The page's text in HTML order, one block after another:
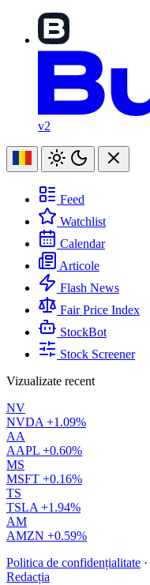
v2
Feed
Watchlist
Calendar
Articole
Flash News
Fair Price Index
StockBot
Stock Screener
Vizualizate recent
NV
NVDA +1.09%
AA
AAPL +0.60%
MS
MSFT +0.16%
TS
TSLA +1.94%
AM
AMZN +0.59%
Politica de confidențialitate ·
Redacția